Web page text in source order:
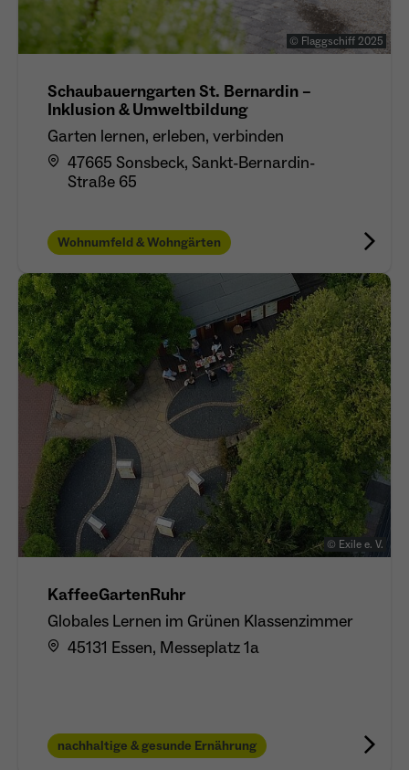
© Flaggschiff 2025
Schaubauerngarten St. Bernardin –
Inklusion & Umweltbildung
Garten lernen, erleben, verbinden
47665 Sonsbeck, Sankt-Bernardin-
Straße 65
Wohnumfeld & Wohngärten
© Exile e. V.
KaffeeGartenRuhr
Globales Lernen im Grünen Klassenzimmer
45131 Essen, Messeplatz 1a
nachhaltige & gesunde Ernährung